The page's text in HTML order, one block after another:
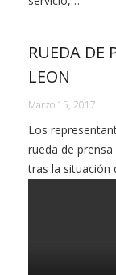
RUEDA DE
LEON
Marzo 15, 2017
Los
rueda de
tras la situación